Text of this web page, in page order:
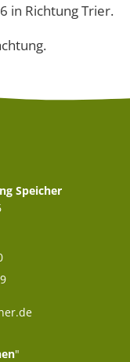
in Richtung Trier.
Speicher
"